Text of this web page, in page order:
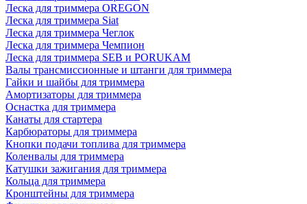
Леска для триммера OREGON
Леска для триммера Siat
Леска для триммера Чеглок
Леска для триммера Чемпион
Леска для триммера SEB и PORUKAM
Валы трансмиссионные и штанги для триммера
Гайки и шайбы для триммера
Амортизаторы для триммера
Оснастка для триммера
Канаты для стартера
Карбюраторы для триммера
Кнопки подачи топлива для триммера
Коленвалы для триммера
Катушки зажигания для триммера
Кольца для триммера
Кронштейны для триммера